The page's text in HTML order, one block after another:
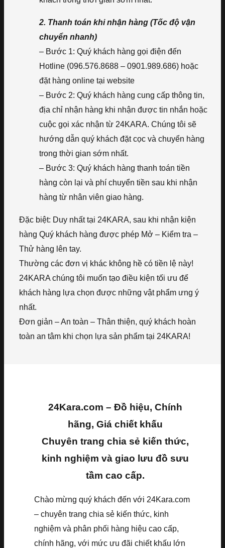
2. Thanh toán khi nhận hàng (Tốc độ vận
chuyển nhanh)
– Bước 1: Quý khách hàng gọi điện đến
Hotline (096.576.8688 – 0901.989.686) hoặc
đặt hàng online tại website
– Bước 2: Quý khách hàng cung cấp thông tin,
địa chỉ nhận hàng khi nhận được tin nhắn hoặc
cuộc gọi xác nhận từ 24KARA. Chúng tôi sẽ
hướng dẫn quý khách đặt cọc và chuyển hàng
trong thời gian sớm nhất.
– Bước 3: Quý khách hàng thanh toán tiền
hàng còn lại và phí chuyển tiền sau khi nhận
hàng từ nhân viên giao hàng.
Đặc biệt: Duy nhất tại 24KARA, sau khi nhận kiện
hàng Quý khách hàng được phép Mở – Kiểm tra –
Thử hàng lên tay.
Thường các đơn vị khác không hề có tiền lệ này!
24KARA chúng tôi muốn tạo điều kiện tối ưu để
khách hàng lựa chọn được những vật phẩm ưng ý
nhất.
Đơn giản – An toàn – Thân thiện, quý khách hoàn
toàn an tâm khi chọn lựa sản phẩm tại 24KARA!
24Kara.com – Đồ hiệu, Chính
hãng, Giá chiết khấu
Chuyên trang chia sẻ kiến thức,
kinh nghiệm và giao lưu đồ sưu
tầm cao cấp.
Chào mừng quý khách đến với 24Kara.com
– chuyên trang chia sẻ kiến thức, kinh
nghiệm và phân phối hàng hiệu cao cấp,
chính hãng, với mức ưu đãi chiết khấu lớn